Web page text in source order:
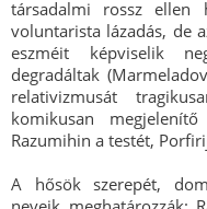
társadalmi rossz ellen
voluntarista lázadás, de
eszméit képviselik
degradáltak
relativizmusát
komikusan
Razumihin a testét,
A hősök szerepét,